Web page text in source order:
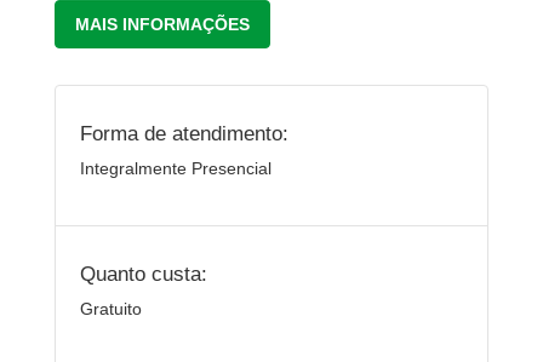
MAIS INFORMAÇÕES
Forma de atendimento:
Integralmente Presencial
Quanto custa:
Gratuito